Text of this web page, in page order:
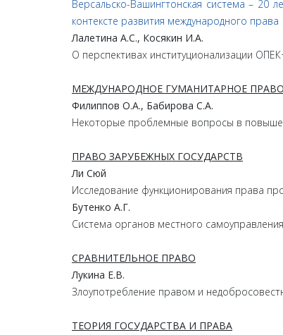
Версальско-Вашингтонская система –
контексте развития международного права
Лалетина А.С., Косякин И.А.
О перспективах институционализации
МЕЖДУНАРОДНОЕ ГУМАНИТАРНОЕ ПРАВО
Филиппов О.А., Бабирова С.А.
Некоторые проблемные вопросы в
ПРАВО ЗАРУБЕЖНЫХ ГОСУДАРСТВ
Ли Сюй
Исследование функционирования права
Бутенко А.Г.
Система органов местного
СРАВНИТЕЛЬНОЕ ПРАВО
Лукина Е.В.
Злоупотребление правом и
ТЕОРИЯ ГОСУДАРСТВА И ПРАВА